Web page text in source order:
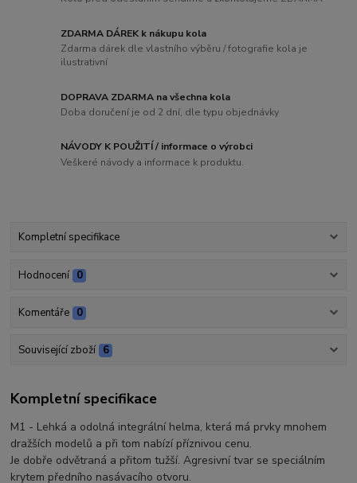
ZDARMA DÁREK k nákupu kola
Zdarma dárek dle vlastního výběru / fotografie kola je
ilustrativní
DOPRAVA ZDARMA na všechna kola
Doba doručení je od 2 dní, dle typu objednávky
NÁVODY K POUŽITÍ / informace o výrobci
Veškeré návody a informace k produktu.
Kompletní specifikace
Hodnocení 0
Komentáře 0
Související zboží 6
Kompletní specifikace
M1 - Lehká a odolná integrální helma, která má prvky mnohem
dražších modelů a při tom nabízí příznivou cenu.
Je dobře odvětraná a přitom tužší. Agresivní tvar se speciálním
krytem předního nasávacího otvoru.